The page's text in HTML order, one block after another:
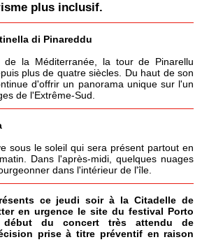
plus inclusif.
di Pinareddu
de la Méditerranée, la tour de Pinarellu
plus de quatre siècles. Du haut de son
d'offrir un panorama unique sur l'un
de l'Extrême-Sud.
sous le soleil qui sera présent partout en
Dans l'après-midi, quelques nuages
dans l'intérieur de l'île.
ce jeudi soir à la Citadelle de
en urgence le site du festival Porto
du concert très attendu de
prise à titre préventif en raison